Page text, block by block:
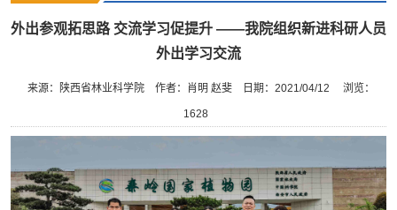
外出参观拓思路 交流学习促提升 ——我院组织新进科研人员
外出学习交流
来源：陕西省林业科学院 作者：肖明 赵斐 日期：2021/04/12 浏览：
1628